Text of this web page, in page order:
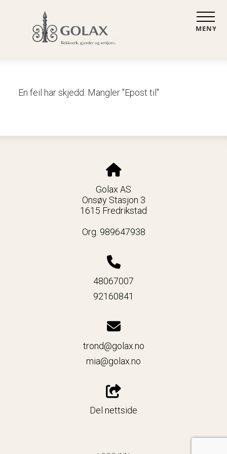
MENY
En feil har skjedd: Mangler "Epost til"
Golax AS
Onsøy Stasjon 3
1615 Fredrikstad
Org. 989647938
48067007
92160841
trond@golax.no
mia@golax.no
Del nettside